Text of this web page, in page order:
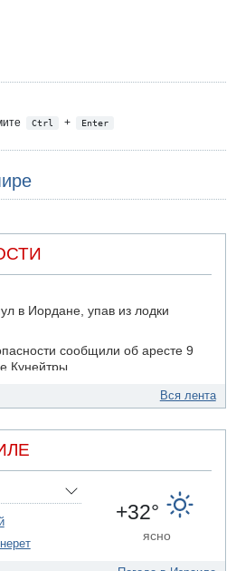
Ctrl + Enter
в Иордане, упав из лодки
сообщили об аресте 9
Кунейтры
усиление жары в
дроном по саудовскому НПЗ
забытый в закрытой машине
Вся лента
+32°
ясно